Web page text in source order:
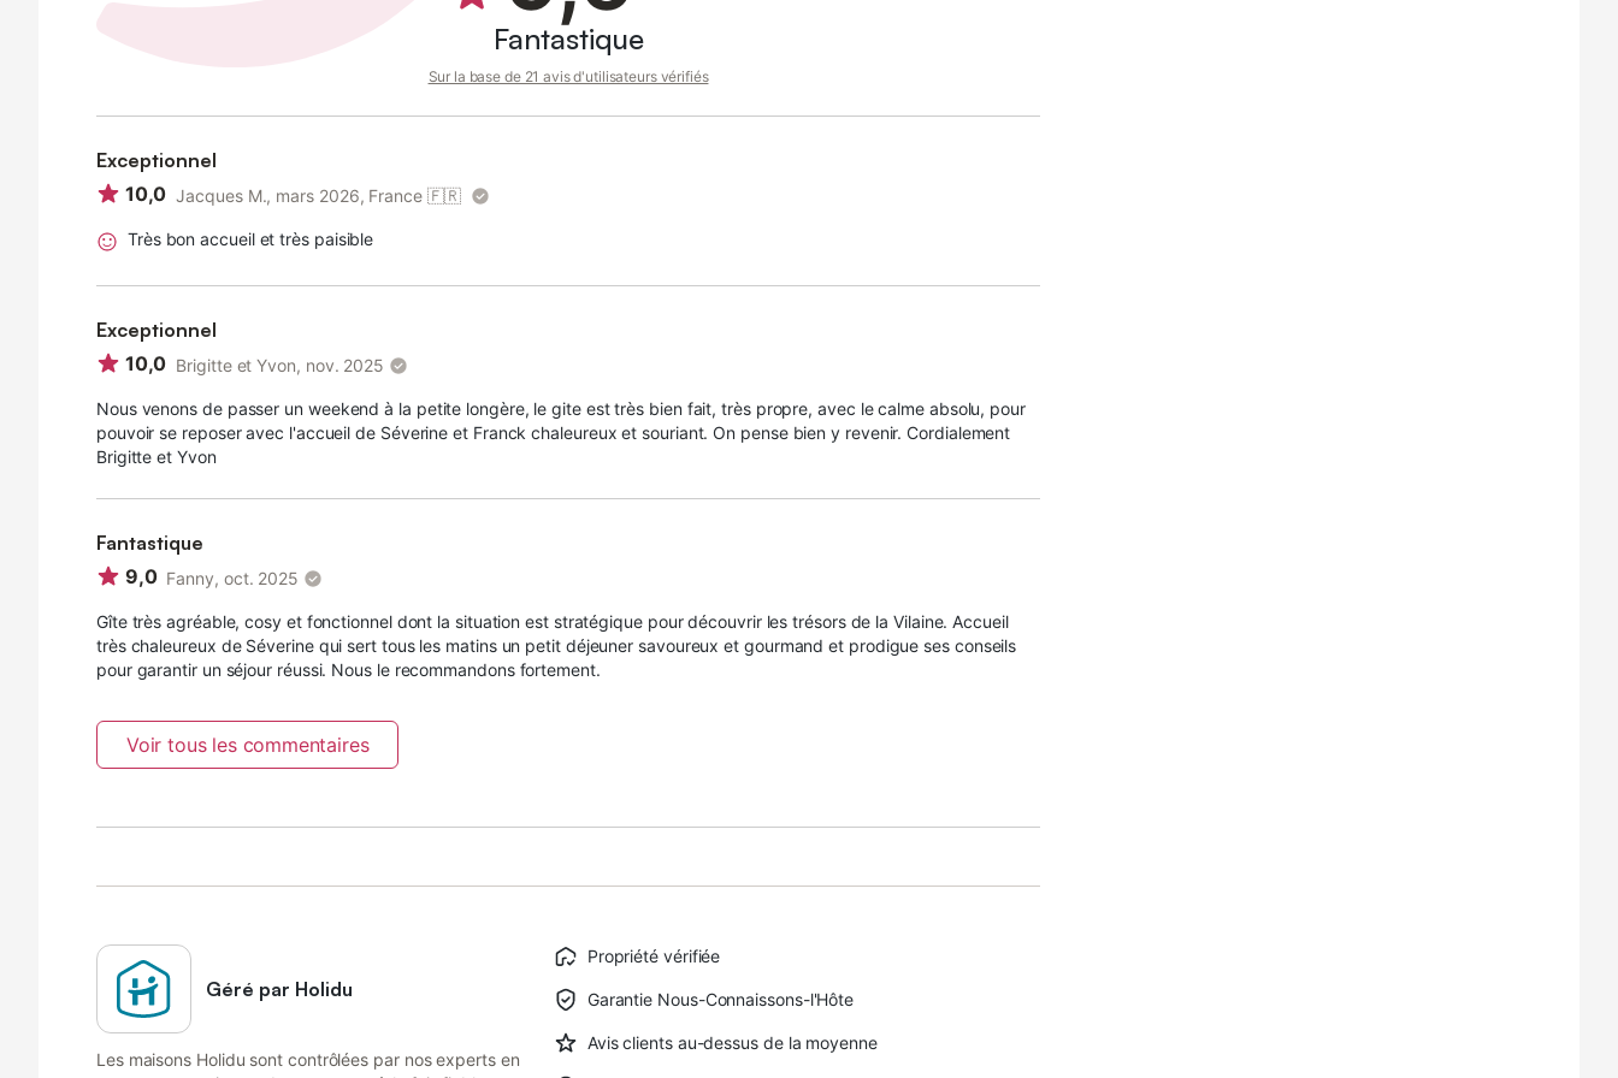
Fantastique
Sur la base de 21 avis d'utilisateurs vérifiés
Exceptionnel
10,0 Jacques M., mars 2026, France 🇫🇷
Très bon accueil et très paisible
Exceptionnel
10,0 Brigitte et Yvon, nov. 2025
Nous venons de passer un weekend à la petite longère, le gite est très bien fait, très propre, avec le calme absolu, pour
pouvoir se reposer avec l'accueil de Séverine et Franck chaleureux et souriant. On pense bien y revenir. Cordialement
Brigitte et Yvon
Fantastique
9,0 Fanny, oct. 2025
Gîte très agréable, cosy et fonctionnel dont la situation est stratégique pour découvrir les trésors de la Vilaine. Accueil
très chaleureux de Séverine qui sert tous les matins un petit déjeuner savoureux et gourmand et prodigue ses conseils
pour garantir un séjour réussi. Nous le recommandons fortement.
Voir tous les commentaires
Géré par Holidu
Les maisons Holidu sont contrôlées par nos experts en
Propriété vérifiée
Garantie Nous-Connaissons-l'Hôte
Avis clients au-dessus de la moyenne